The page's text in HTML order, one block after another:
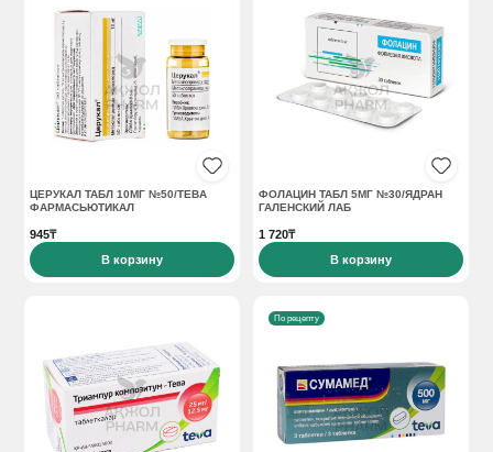
ЦЕРУКАЛ ТАБЛ 10МГ №50/ТЕВА
ФАРМАСЬЮТИКАЛ
945₸
В корзину
ФОЛАЦИН ТАБЛ 5МГ №30/ЯДРАН
ГАЛЕНСКИЙ ЛАБ
1 720₸
В корзину
По рецепту